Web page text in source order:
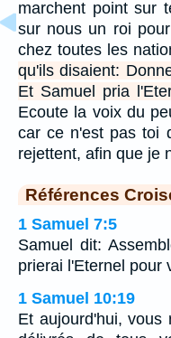
marchent point sur
sur nous un roi
chez toutes les
qu'ils disaient:
Et Samuel pria
Ecoute la voix du
car ce n'est pas toi
rejettent, afin que je
Références
1 Samuel 7:5
Samuel dit:
prierai l'Eternel pour
1 Samuel 10:19
Et aujourd'hui,